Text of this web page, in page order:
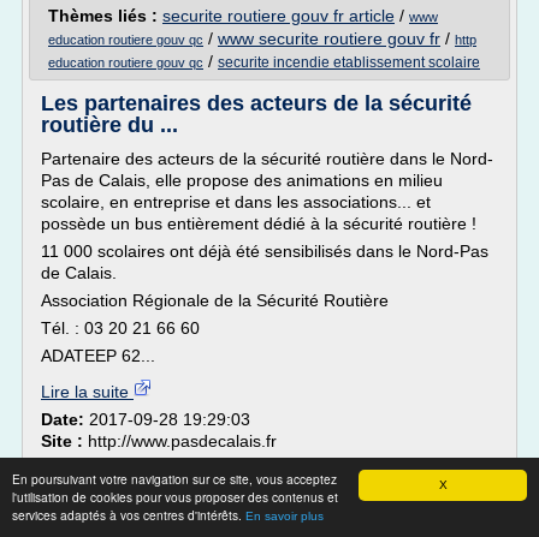
X
En poursuivant votre navigation sur ce site, vous acceptez
l'utilisation de cookies pour vous proposer des contenus et
services adaptés à vos centres d'intérêts. En savoir plus
Thèmes liés : securite routiere gouv fr article / www
education routiere gouv qc / www securite routiere gouv fr / http
education routiere gouv qc / securite incendie etablissement scolaire
Les partenaires des acteurs de la sécurité
routière du ...
Partenaire des acteurs de la sécurité routière dans le Nord-
Pas de Calais, elle propose des animations en milieu
scolaire, en entreprise et dans les associations... et
possède un bus entièrement dédié à la sécurité routière !
11 000 scolaires ont déjà été sensibilisés dans le Nord-Pas
de Calais.
Association Régionale de la Sécurité Routière
Tél. : 03 20 21 66 60
ADATEEP 62...
Lire la suite
Date: 2017-09-28 19:29:03
Site : http://www.pasdecalais.fr
l'association centre departemental de securite
routiere/securite routiere transport scolaire
securite routiere
bus scolaire /association departementale de securite routiere